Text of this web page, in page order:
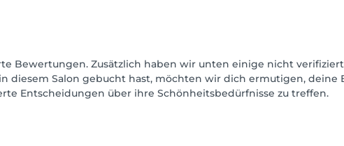
Bewertungen. Zusätzlich haben wir unten einige nicht
diesem Salon gebucht hast, möchten wir dich ermutigen,
Entscheidungen über ihre Schönheitsbedürfnisse zu treffen.